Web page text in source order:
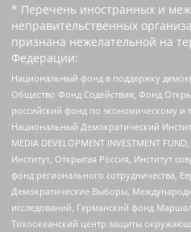
* Перечень иностранных и
неправительственных
признана нежелательной на
Федерации:
Национальный фонд в поддержку
Общество Фонд Содействия, Фонд
российский фонд по экономическому и
Национальный Демократический
MEDIA DEVELOPMENT INVESTMENT
Институт, Открытая Россия, Институт
фонд регионального сотрудничества,
Демократические Выборы,
исследований, Германский фонд
Тихоокеанский центр защиты